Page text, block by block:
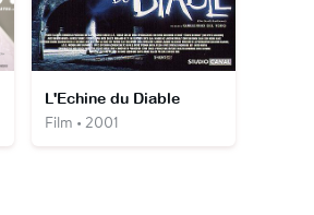
L'Echine du Diable
Film • 2001